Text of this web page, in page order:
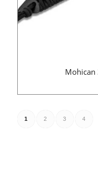
Mohican
1 2 3 4